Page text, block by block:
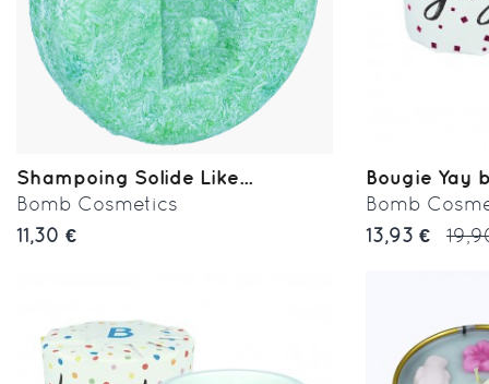
Shampoing Solide Like...
Bomb Cosmetics
11,30 €
Bougie Yay
Bomb
13,93 €